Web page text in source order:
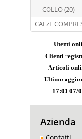
COLLO (20)
CALZE
Utenti
Clienti
Articoli
Ultimo
17:03 07/
Azienda